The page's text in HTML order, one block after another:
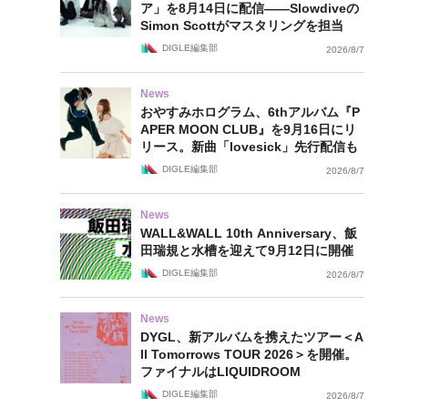
ア」を8月14日に配信——Slowdiveの
Simon Scottがマスタリングを担当
DIGLE編集部 2026/8/7
News
おやすみホログラム、6thアルバム『P
APER MOON CLUB』を9月16日にリ
リース。新曲「lovesick」先行配信も
DIGLE編集部 2026/8/7
News
WALL&WALL 10th Anniversary、飯
田瑞規と水槽を迎えて9月12日に開催
DIGLE編集部 2026/8/7
News
DYGL、新アルバムを携えたツアー＜A
ll Tomorrows TOUR 2026＞を開催。
ファイナルはLIQUIDROOM
DIGLE編集部 2026/8/7